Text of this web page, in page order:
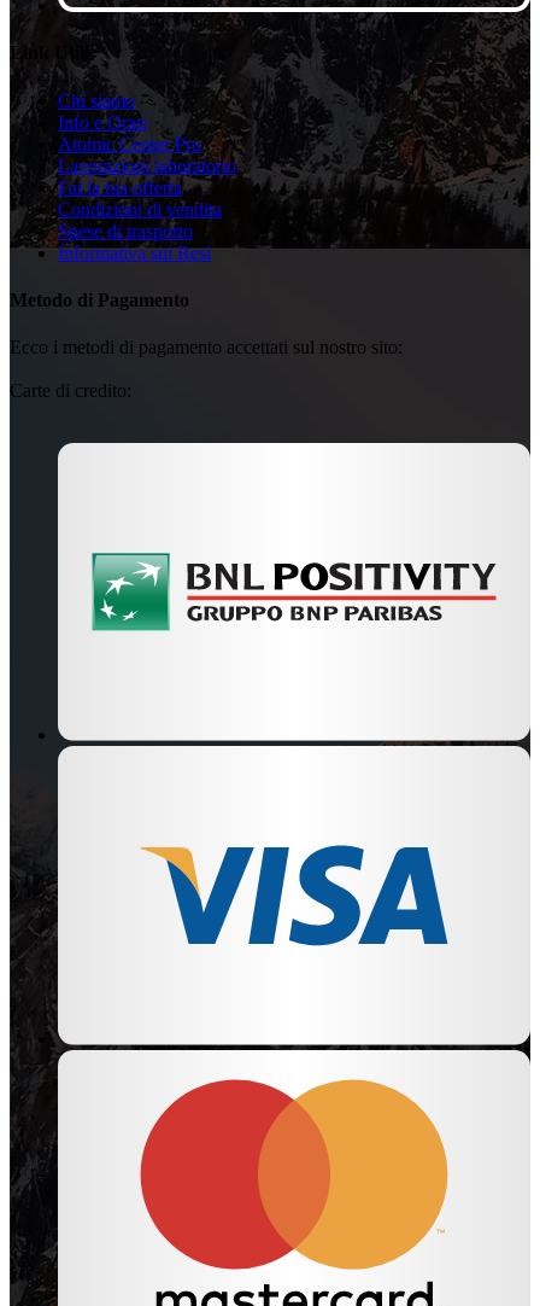
Link Utili
Chi siamo
Info e Orari
Atomic Center Pro
Lavorazioni laboratorio
Fai la tua offerta
Condizioni di vendita
Spese di trasporto
Informativa sui Resi
Metodo di Pagamento
Ecco i metodi di pagamento accettati sul nostro sito:
Carte di credito: